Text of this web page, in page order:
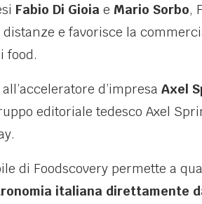
Fabio Di Gioia e Mario Sorbo,
e favorisce la
food.
d’impresa Axel
editoriale tedesco Axel
di Foodscovery permette a
italiana direttamente